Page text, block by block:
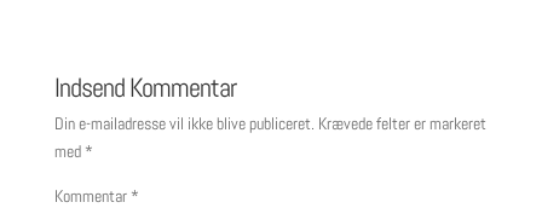
Indsend Kommentar
Din e-mailadresse vil ikke blive publiceret. Krævede felter er markeret
med *
Kommentar *